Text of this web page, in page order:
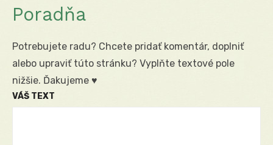
Poradňa
Potrebujete radu? Chcete pridať komentár, doplniť
alebo upraviť túto stránku? Vyplňte textové pole
nižšie. Ďakujeme ♥
VÁŠ TEXT